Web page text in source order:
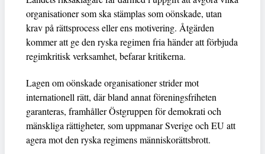
organisationer som ska stämplas som oönskade, utan
krav på rättsprocess eller ens motivering. Åtgärden
kommer att ge den ryska regimen fria händer att förbjuda
regimkritisk verksamhet, befarar kritikerna.
Lagen om oönskade organisationer strider mot
internationell rätt, där bland annat föreningsfriheten
garanteras, framhåller Östgruppen för demokrati och
mänskliga rättigheter, som uppmanar Sverige och EU att
agera mot den ryska regimens människorättsbrott.